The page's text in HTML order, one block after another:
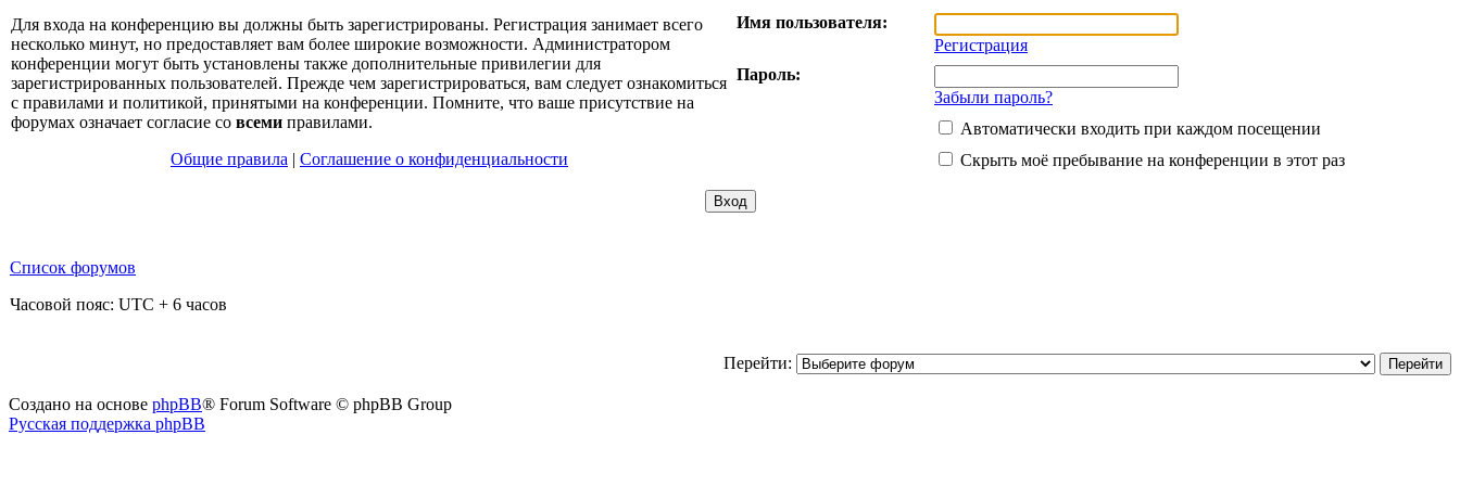
Для входа на конференцию вы должны быть зарегистрированы. Регистрация занимает всего
несколько минут, но предоставляет вам более широкие возможности. Администратором
конференции могут быть установлены также дополнительные привилегии для
зарегистрированных пользователей. Прежде чем зарегистрироваться, вам следует ознакомиться
с правилами и политикой, принятыми на конференции. Помните, что ваше присутствие на
форумах означает согласие со всеми правилами.
Общие правила | Соглашение о конфиденциальности
Имя пользователя:
Регистрация
Пароль:
Забыли пароль?
Автоматически входить при каждом посещении
Скрыть моё пребывание на конференции в этот раз
Список форумов
Часовой пояс: UTC + 6 часов
Перейти:
Создано на основе phpBB® Forum Software © phpBB Group
Русская поддержка phpBB